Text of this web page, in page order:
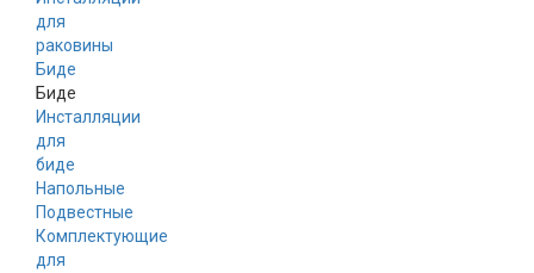
для
раковины
Биде
Биде
Инсталляции
для
биде
Напольные
Подвестные
Комплектующие
для